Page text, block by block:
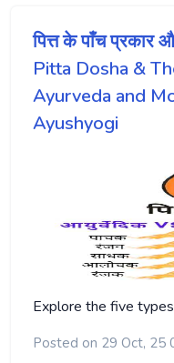
पित्त के पाँच
Pitta Dosha &
Ayurveda and
Ayushyogi
Explore the five
Posted on 29 Oct, 25